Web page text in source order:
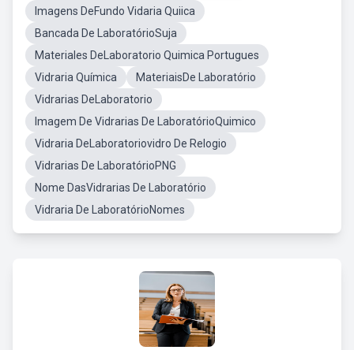
Imagens DeFundo Vidaria Quiica
Bancada De LaboratórioSuja
Materiales DeLaboratorio Quimica Portugues
Vidraria Química
MateriaisDe Laboratório
Vidrarias DeLaboratorio
Imagem De Vidrarias De LaboratórioQuimico
Vidraria DeLaboratoriovidro De Relogio
Vidrarias De LaboratórioPNG
Nome DasVidrarias De Laboratório
Vidraria De LaboratórioNomes